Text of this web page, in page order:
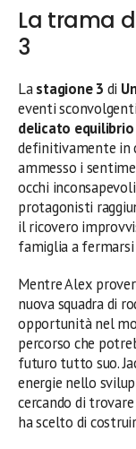
La trama
3
Lastagione 3 di
eventi
delicato equilibrio
definitivamente in
ammesso i
occhi
protagonisti
il ricovero
famiglia a
Mentre Alex
nuova squadra di
opportunità nel
percorso che
futuro tutto suo.
energie nello
cercando di
ha scelto di